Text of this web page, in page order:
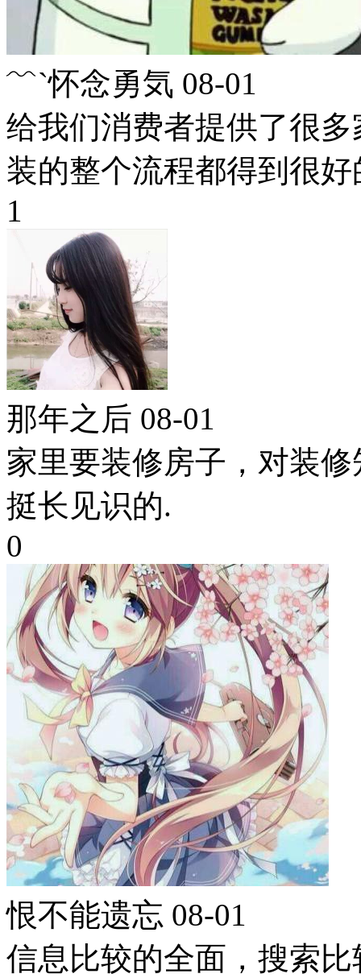
﹌`怀念勇気 08-01
给我们消费者提供了很
装的整个流程都得到很
1
那年之后 08-01
家里要装修房子，对装
挺长见识的.
0
恨不能遗忘 08-01
信息比较的全面，搜索